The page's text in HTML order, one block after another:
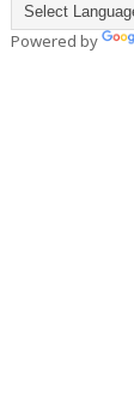
Powered by